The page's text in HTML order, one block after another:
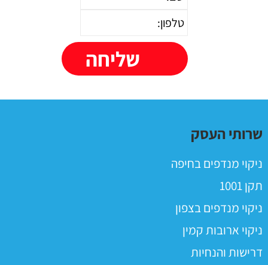
שרותי העסק
ניקוי מנדפים בחיפה
תקן 1001
ניקוי מנדפים בצפון
ניקוי ארובות קמין
דרישות והנחיות